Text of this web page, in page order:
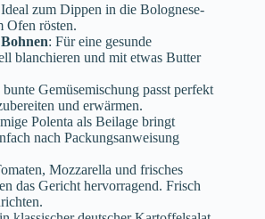
zum Dippen in die Bolognese-
Ofen rösten.
: Für eine gesunde
blanchieren und mit etwas Butter
bunte Gemüsemischung passt perfekt
und erwärmen.
Polenta als Beilage bringt
nach Packungsanweisung
Mozzarella und frisches
das Gericht hervorragend. Frisch